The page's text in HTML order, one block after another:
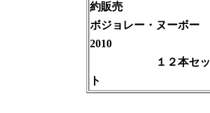
約販売
ボジョレー・ヌーボー
2010
１２本セッ
ト